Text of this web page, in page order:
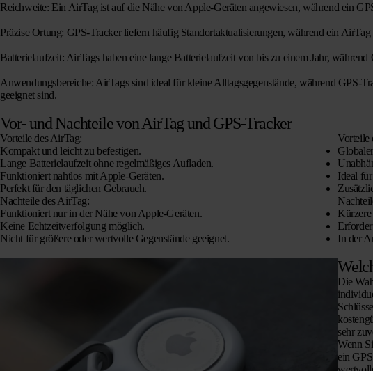
Reichweite: Ein AirTag ist auf die Nähe von Apple-Geräten angewiesen, während ein
Präzise Ortung: GPS-Tracker liefern häufig Standortaktualisierungen, während ein
Batterielaufzeit: AirTags haben eine lange Batterielaufzeit von bis zu einem Jahr,
Anwendungsbereiche: AirTags sind ideal für kleine Alltagsgegenstände, während GPS-
geeignet sind.
Vor- und Nachteile von AirTag und GPS-Tracker
Vorteile des AirTag:
Kompakt und leicht zu befestigen.
Lange Batterielaufzeit ohne regelmäßiges Aufladen.
Funktioniert nahtlos mit Apple-Geräten.
Perfekt für den täglichen Gebrauch.
Nachteile des AirTag:
Funktioniert nur in der Nähe von Apple-Geräten.
Keine Echtzeitverfolgung möglich.
Nicht für größere oder wertvolle Gegenstände geeignet.
Vorteile
Ideal
In der
Die
sehr
Wenn
ein